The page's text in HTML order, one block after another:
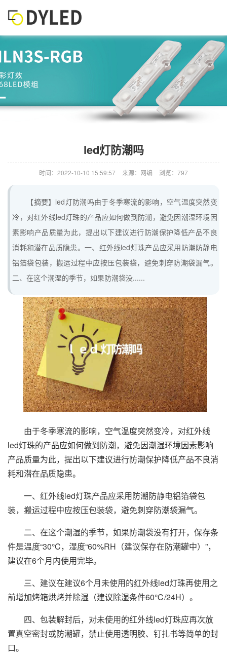
led灯防潮吗
时间：2022-10-10 15:59:57 来源：网编 浏览：797
【摘要】led灯防潮吗由于冬季寒流的影响，空气温度突然变
冷，对红外线led灯珠的产品应如何做到防潮，避免因潮湿环境因
素影响产品质量为此，提出以下建议进行防潮保护降低产品不良
消耗和潜在品质隐患。一、红外线led灯珠产品应采用防潮防静电
铝箔袋包装，搬运过程中应按压包装袋，避免刺穿防潮袋漏气。
二、在这个潮湿的季节，如果防潮袋没......
由于冬季寒流的影响，空气温度突然变冷，对红外线
led灯珠的产品应如何做到防潮，避免因潮湿环境因素影响
产品质量为此，提出以下建议进行防潮保护降低产品不良消
耗和潜在品质隐患。
一、红外线led灯珠产品应采用防潮防静电铝箔袋包
装，搬运过程中应按压包装袋，避免刺穿防潮袋漏气。
二、在这个潮湿的季节，如果防潮袋没有打开，保存条
件是温度“30°C，湿度“60%RH（建议保存在防潮罐中）”，
建议在6个月内使用完毕。
三、建议在建议6个月未使用的红外线led灯珠再使用之
前增加烤箱烘烤并除湿（建议除湿条件60℃/24H）。
四、包装解封后，对未使用的红外线led灯珠应再次放
置真空密封或防潮罐，禁止使用透明胶、钉扎书等简单的封
口。